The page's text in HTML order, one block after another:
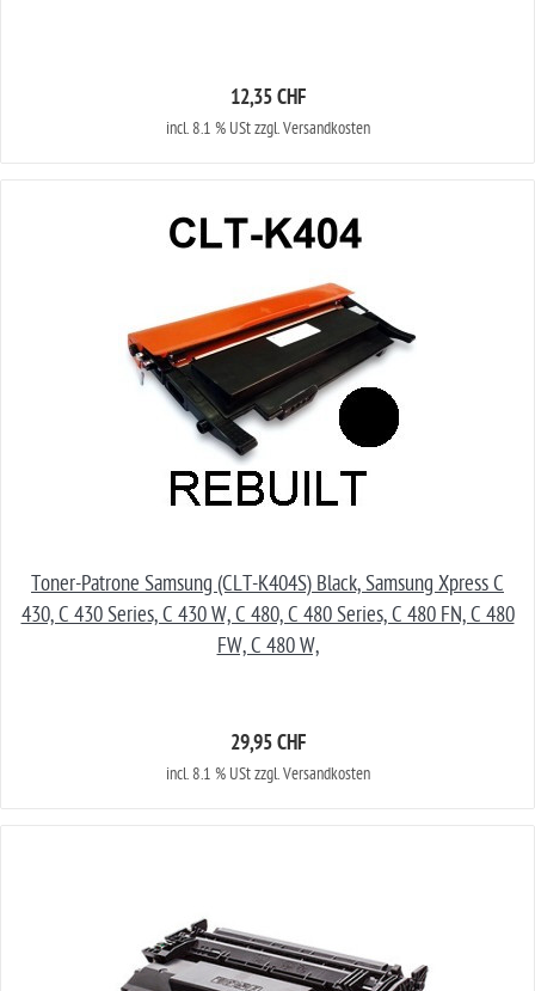
12,35 CHF
incl. 8.1 % USt zzgl. Versandkosten
Toner-Patrone Samsung (CLT-K404S) Black, Samsung Xpress C
430, C 430 Series, C 430 W, C 480, C 480 Series, C 480 FN, C 480
FW, C 480 W,
29,95 CHF
incl. 8.1 % USt zzgl. Versandkosten